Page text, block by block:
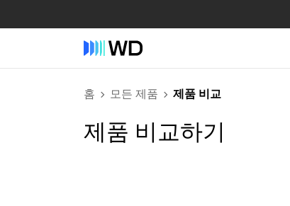
홈 모든 제품 제품 비교
제품 비교하기